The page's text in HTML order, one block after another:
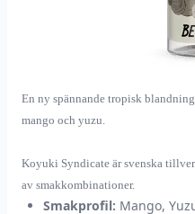
En ny spännande tropisk
mango och yuzu.
Koyuki Syndicate är svenska
av smakkombinationer.
Smakprofil: Mango,